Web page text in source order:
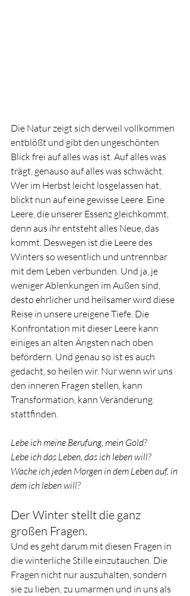
Die Natur zeigt sich derweil vollkommen
entblößt und gibt den ungeschönten
Blick frei auf alles was ist. Auf alles was
trägt, genauso auf alles was schwächt.
Wer im Herbst leicht losgelassen hat,
blickt nun auf eine gewisse Leere. Eine
Leere, die unserer Essenz gleichkommt,
denn aus ihr entsteht alles Neue, das
kommt. Deswegen ist die Leere des
Winters so wesentlich und untrennbar
mit dem Leben verbunden. Und ja, je
weniger Ablenkungen im Außen sind,
desto ehrlicher und heilsamer wird diese
Reise in unsere ureigene Tiefe. Die
Konfrontation mit dieser Leere kann
einiges an alten Ängsten nach oben
befördern. Und genau so ist es auch
gedacht, so heilen wir. Nur wenn wir uns
den inneren Fragen stellen, kann
Transformation, kann Veränderung
stattfinden.
Lebe ich meine Berufung, mein Gold?
Lebe ich das Leben, das ich leben will?
Wache ich jeden Morgen in dem Leben auf, in
dem ich leben will?
Der Winter stellt die ganz
großen Fragen.
Und es geht darum mit diesen Fragen in
die winterliche Stille einzutauchen. Die
Fragen nicht nur auszuhalten, sondern
sie zu lieben, zu umarmen und in uns als